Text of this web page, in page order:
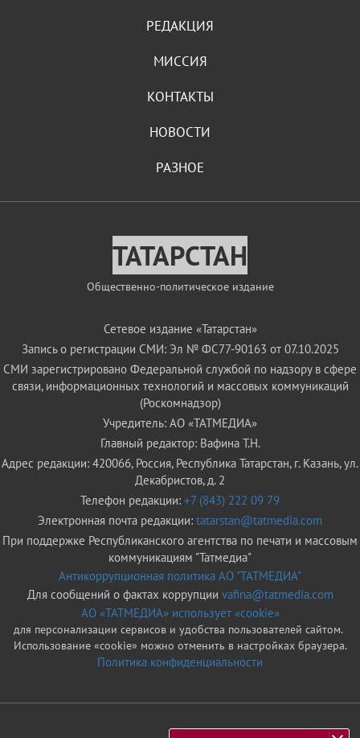
РЕДАКЦИЯ
МИССИЯ
КОНТАКТЫ
НОВОСТИ
РАЗНОЕ
ТАТАРСТАН
Общественно-политическое издание
Сетевое издание «Татарстан»
Запись о регистрации СМИ: Эл № ФС77-90163 от 07.10.2025
СМИ зарегистрировано Федеральной службой по надзору в сфере
связи, информационных технологий и массовых коммуникаций
(Роскомнадзор)
Учредитель: АО «ТАТМЕДИА»
Главный редактор: Вафина Т.Н.
Адрес редакции: 420066, Россия, Республика Татарстан, г. Казань, ул.
Декабристов, д. 2
Телефон редакции: +7 (843) 222 09 79
Электронная почта редакции: tatarstan@tatmedia.com
При поддержке Республиканского агентства по печати и массовым
коммуникациям "Татмедиа"
Антикоррупционная политика АО "ТАТМЕДИА"
Для сообщений о фактах коррупции vafina@tatmedia.com
АО «ТАТМЕДИА» использует «cookie»
для персонализации сервисов и удобства пользователей сайтом.
Использование «cookie» можно отменить в настройках браузера.
Политика конфиденциальности